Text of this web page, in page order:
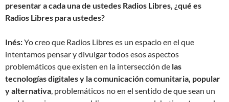
presentar a cada una de ustedes Radios Libres, ¿qué es
Radios Libres para ustedes?
Inés:Yo creo que Radios Libres es un espacio en el que
intentamos pensar y divulgar todos esos aspectos
problemáticos que existen en la intersección de las
tecnologías digitales y la comunicación comunitaria, popular
y alternativa, problemáticos no en el sentido de que sean un